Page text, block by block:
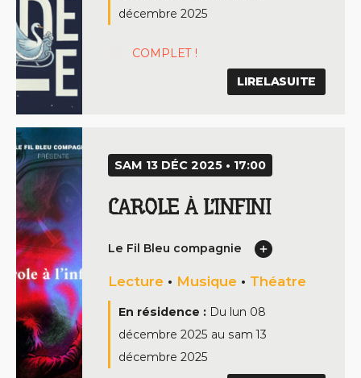
décembre 2025
COMPLET !
LIRELASUITE
SAM 13 DÉC 2025 • 17:00
CAROLE À L’INFINI
Le Fil Bleu compagnie
Lecture • Musique • Théatre
En résidence : Du lun 08
décembre 2025 au sam 13
décembre 2025